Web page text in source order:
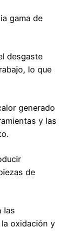
gama de
desgaste
lo que
generado
y las
de
las
oxidación y